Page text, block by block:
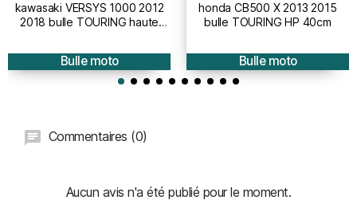
kawasaki VERSYS 1000 2012
2018 bulle TOURING haute
Bulle moto
honda CB500 X 2013 2015
bulle TOURING HP 40cm
Bulle moto
Commentaires (0)
Aucun avis n'a été publié pour le moment.